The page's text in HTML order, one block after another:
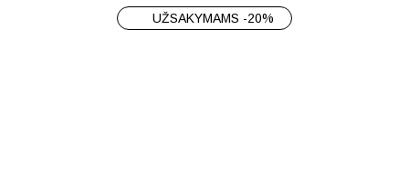
UŽSAKYMAMS -20%